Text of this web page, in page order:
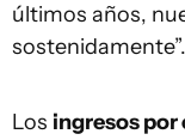
últimos años,
sostenidamente”.
Los ingresos